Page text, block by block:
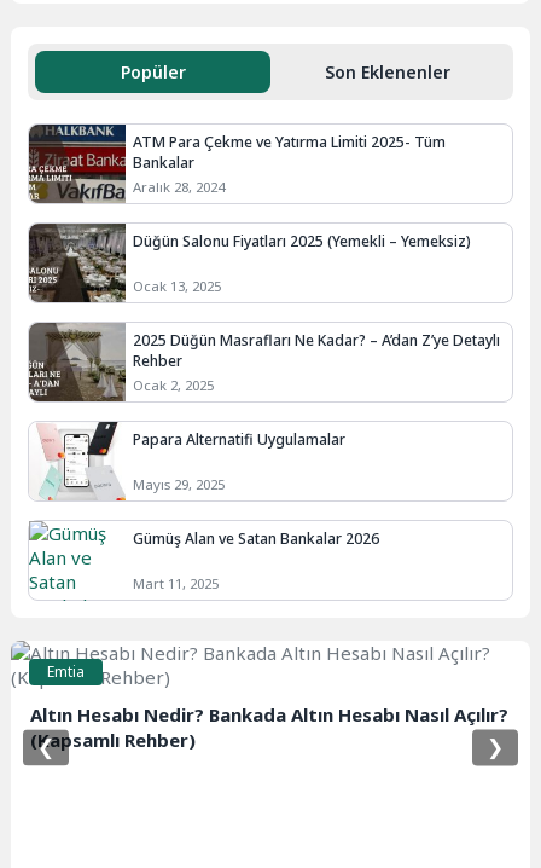
Popüler Son Eklenenler
ATM Para Çekme ve Yatırma Limiti 2025- Tüm
Bankalar
Aralık 28, 2024
Düğün Salonu Fiyatları 2025 (Yemekli – Yemeksiz)
Ocak 13, 2025
2025 Düğün Masrafları Ne Kadar? – A’dan Z’ye Detaylı
Rehber
Ocak 2, 2025
Papara Alternatifi Uygulamalar
Mayıs 29, 2025
Gümüş Alan ve Satan Bankalar 2026
Mart 11, 2025
Emtia
Altın Hesabı Nedir? Bankada Altın Hesabı Nasıl Açılır?
(Kapsamlı Rehber)
❮ ❯